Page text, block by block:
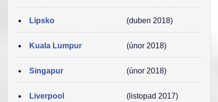
Lipsko (duben 2018)
Kuala Lumpur (únor 2018)
Singapur (únor 2018)
Liverpool (listopad 2017)